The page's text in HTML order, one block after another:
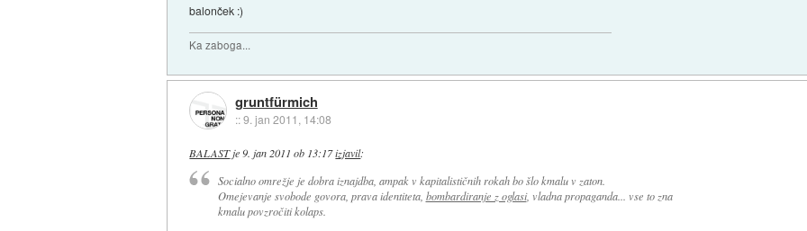
balonček :)
Ka zaboga...
gruntfürmich
::9. jan 2011, 14:08
BALASTje9. jan 2011 ob 13:17izjavil:
Socialno omrežje je dobra iznajdba, ampak v kapitalističnih rokah bo šlo kmalu v zaton.
Omejevanje svobode govora, prava identiteta, bombardiranje z oglasi, vladna propaganda... vse to zna
kmalu povzročiti kolaps.